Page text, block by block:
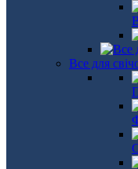
Все для